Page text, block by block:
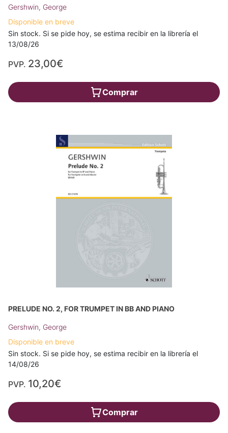
Gershwin, George
Disponible en breve
Sin stock. Si se pide hoy, se estima recibir en la librería el
13/08/26
PVP. 23,00€
Comprar
PRELUDE NO. 2, FOR TRUMPET IN BB AND PIANO
Gershwin, George
Disponible en breve
Sin stock. Si se pide hoy, se estima recibir en la librería el
14/08/26
PVP. 10,20€
Comprar